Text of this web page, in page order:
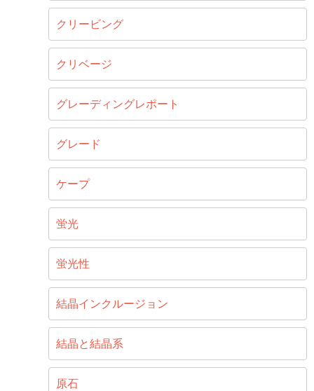
クリービング
クリベージ
グレーディングレポート
グレード
ケープ
蛍光
蛍光性
結晶インクルージョン
結晶と結晶系
原石